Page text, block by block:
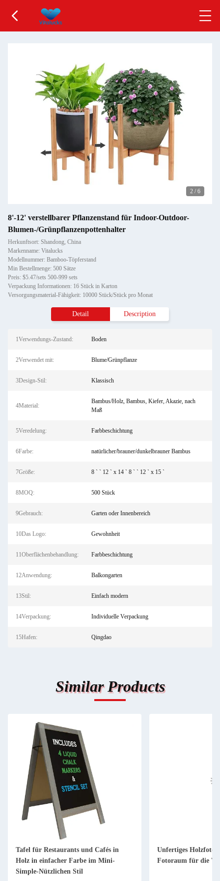
2 / 6
8'-12' verstellbarer Pflanzenstand für Indoor-Outdoor-
Blumen-/Grünpflanzenpottenhalter
Herkunftsort: Shandong, China
Markenname: Vitalucks
Modellnummer: Bamboo-Töpferstand
Min Bestellmenge: 500 Sätze
Preis: $5.47/sets 500-999 sets
Verpackung Informationen: 16 Stück in Karton
Versorgungsmaterial-Fähigkeit: 10000 Stück/Stück pro Monat
Detail Description
1Verwendungs-Zustand: Boden
2Verwendet mit: Blume/Grünpflanze
3Design-Stil: Klassisch
4Material:
Bambus/Holz, Bambus, Kiefer, Akazie, nach
Maß
5Veredelung: Farbbeschichtung
6Farbe: natürlicher/brauner/dunkelbrauner Bambus
7Größe: 8 ` ` 12 ` x 14 ` 8 ` ` 12 ` x 15 `
8MOQ: 500 Stück
9Gebrauch: Garten oder Innenbereich
10Das Logo: Gewohnheit
11Oberflächenbehandlung: Farbbeschichtung
12Anwendung: Balkongarten
13Stil: Einfach modern
14Verpackung: Individuelle Verpackung
15Hafen: Qingdao
Similar Products
Tafel für Restaurants und Cafés in
Holz in einfacher Farbe im Mini-
Simple-Nützlichen Stil
Unfertiges
Fotoraum für die